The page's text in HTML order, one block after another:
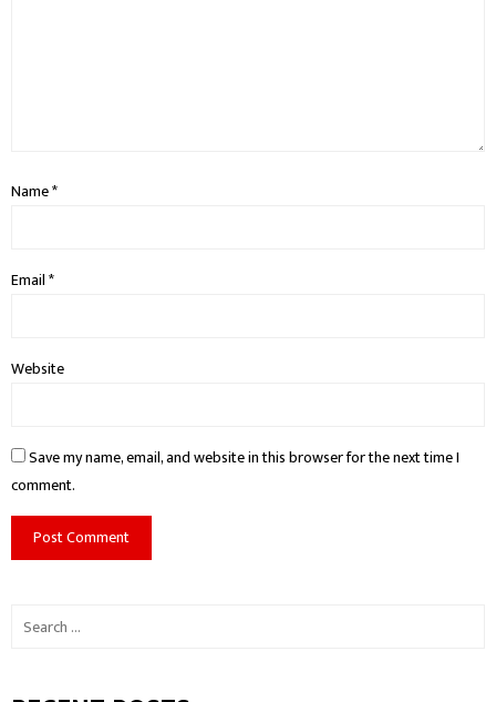
Name*
Email*
Website
Save my name, email, and website in this browser for the next time I
comment.
Search